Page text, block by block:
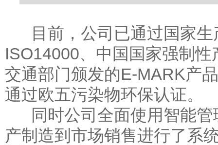
目前，公司已通过国家生
ISO14000、中国国家强制性
交通部门颁发的E-MARK产
通过欧五污染物环保认证。
同时公司全面使用智能管
产制造到市场销售进行了系